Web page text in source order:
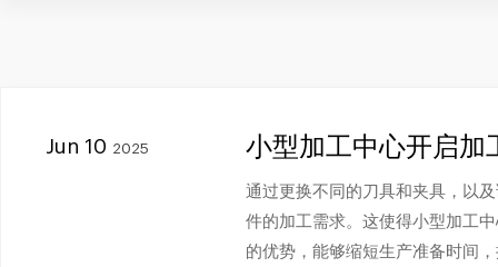
Jun 10 2025 小型加工中心开启加
通过更换不同的刀具和夹具，以
件的加工需求。这使得小型加工
的优势，能够缩短生产准备时间